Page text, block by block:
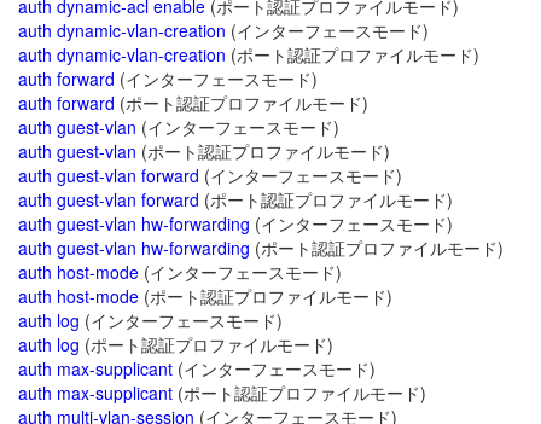
auth dynamic-acl enable (ポート認証プロファイルモード)
auth dynamic-vlan-creation (インターフェースモード)
auth dynamic-vlan-creation (ポート認証プロファイルモード)
auth forward (インターフェースモード)
auth forward (ポート認証プロファイルモード)
auth guest-vlan (インターフェースモード)
auth guest-vlan (ポート認証プロファイルモード)
auth guest-vlan forward (インターフェースモード)
auth guest-vlan forward (ポート認証プロファイルモード)
auth guest-vlan hw-forwarding (インターフェースモード)
auth guest-vlan hw-forwarding (ポート認証プロファイルモード)
auth host-mode (インターフェースモード)
auth host-mode (ポート認証プロファイルモード)
auth log (インターフェースモード)
auth log (ポート認証プロファイルモード)
auth max-supplicant (インターフェースモード)
auth max-supplicant (ポート認証プロファイルモード)
auth multi-vlan-session (インターフェースモード)